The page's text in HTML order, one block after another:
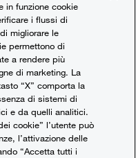
con sistemi di
da fonti
e/o
su rinnovabili:
invernale
in funzione cookie
i flussi di
migliorare le
permettono di
a rendere più
di marketing. La
“X” comporta la
di sistemi di
e da quelli analitici.
cookie” l’utente può
l’attivazione delle
“Accetta tutti i